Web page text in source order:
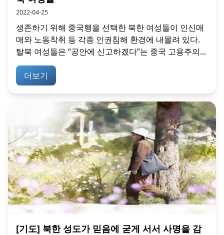
2022-04-25
생존하기 위해 중국행을 선택한 북한 여성들이 인신매
매와 노동착취 등 각종 인권침해 환경에 내몰려 있다.
탈북 여성들은 “공안에 신고하겠다”는 중국 고용주의...
더보기
[기도] 북한 성도가 믿음에 굳게 서서 사명을 감